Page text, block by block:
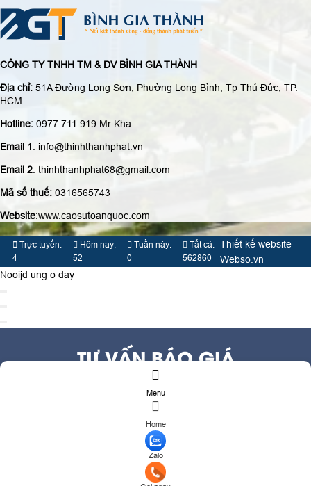
CÔNG TY TNHH TM & DV BÌNH GIA THÀNH
Địa chỉ: 51A Đường Long Sơn, Phường Long Bình, Tp Thủ Đức, TP.
HCM
Hotline: 0977 711 919 Mr Kha
Email 1: info@thinhthanhphat.vn
Email 2: thinhthanhphat68@gmail.com
Mã số thuế: 0316565743
Website:www.caosutoanquoc.com
Trực tuyến:
4
Hôm nay:
52
Tuần này:
0
Tất cả:
562860
Thiết kế website
Webso.vn
Menu
Home
Zalo
Nooijd ung o day
TƯ VẤN BÁO GIÁ